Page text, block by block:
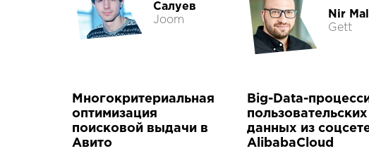
Салуев
Joom
Nir
Gett
Многокритериальная
оптимизация
поисковой выдачи в
Авито
Big-Data-
пользовательских
данных из
AlibabaCloud